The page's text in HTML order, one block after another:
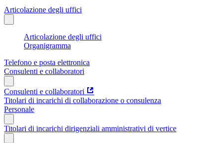
Articolazione degli uffici
Articolazione degli uffici
Organigramma
Telefono e posta elettronica
Consulenti e collaboratori
Consulenti e collaboratori
Titolari di incarichi di collaborazione o consulenza
Personale
Titolari di incarichi dirigenziali amministrativi di vertice